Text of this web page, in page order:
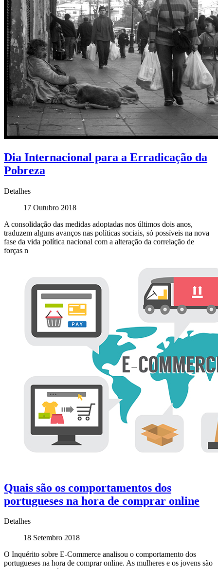
Dia Internacional para a Erradicação da
Pobreza
Detalhes
17 Outubro 2018
A consolidação das medidas adoptadas nos últimos dois anos,
traduzem alguns avanços nas políticas sociais, só possíveis na nova
fase da vida política nacional com a alteração da correlação de
forças n
Quais são os comportamentos dos
portugueses na hora de comprar online
Detalhes
18 Setembro 2018
O Inquérito sobre E-Commerce analisou o comportamento dos
portugueses na hora de comprar online. As mulheres e os jovens são